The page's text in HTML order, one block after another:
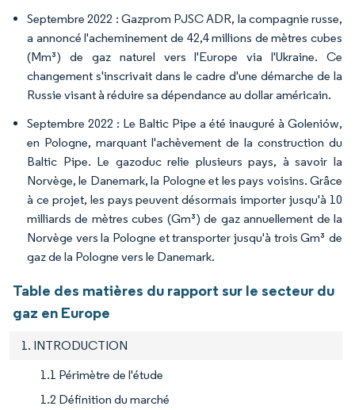
Septembre 2022 : Gazprom PJSC ADR, la compagnie russe,
a annoncé l'acheminement de 42,4 millions de mètres cubes
(Mm³) de gaz naturel vers l'Europe via l'Ukraine. Ce
changement s'inscrivait dans le cadre d'une démarche de la
Russie visant à réduire sa dépendance au dollar américain.
Septembre 2022 : Le Baltic Pipe a été inauguré à Goleniów,
en Pologne, marquant l'achèvement de la construction du
Baltic Pipe. Le gazoduc relie plusieurs pays, à savoir la
Norvège, le Danemark, la Pologne et les pays voisins. Grâce
à ce projet, les pays peuvent désormais importer jusqu'à 10
milliards de mètres cubes (Gm³) de gaz annuellement de la
Norvège vers la Pologne et transporter jusqu'à trois Gm³ de
gaz de la Pologne vers le Danemark.
Table des matières du rapport sur le secteur du
gaz en Europe
1. INTRODUCTION
1.1 Périmètre de l'étude
1.2 Définition du marché